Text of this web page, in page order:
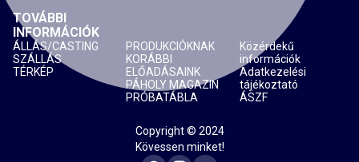
Copyright © 2024
Kövessen minket!
TOVÁBBI
INFORMÁCIÓK
ÁLLÁS/CASTING
SZÁLLÁS
TÉRKÉP
PRODUKCIÓKNAK
KORÁBBI
ELŐADÁSAINK
PÁHOLY MAGAZIN
PRÓBATÁBLA
Közérdekű
információk
Adatkezelési
tájékoztató
ÁSZF